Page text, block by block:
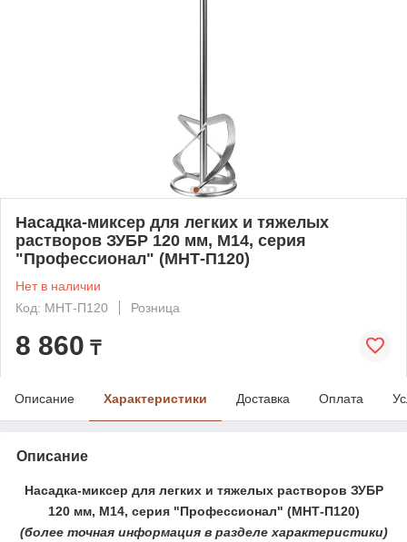
Насадка-миксер для легких и тяжелых
растворов ЗУБР 120 мм, М14, серия
"Профессионал" (МНТ-П120)
Нет в наличии
Код: МНТ-П120
Розница
8 860 ₸
Описание Характеристики Доставка Оплата
Описание
Насадка-миксер для легких и тяжелых растворов ЗУБР
120 мм, М14, серия "Профессионал" (МНТ-П120)
(более точная информация в разделе характеристики)